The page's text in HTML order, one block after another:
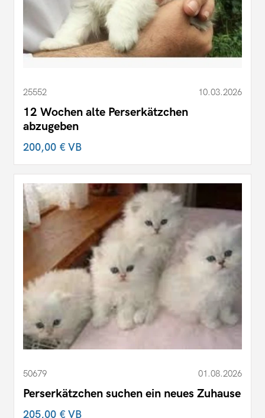
25552 10.03.2026
12 Wochen alte Perserkätzchen
abzugeben
200,00 €VB
50679 01.08.2026
Perserkätzchen suchen ein neues Zuhause
205,00 €VB